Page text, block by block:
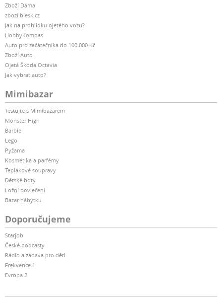
Zboží Dáma
zbozi.blesk.cz
Jak na prohlídku ojetého vozu?
HobbyKompas
Auto pro začátečníka do 100 000 Kč
Zboží Auto
Ojetá Škoda Octavia
Jak vybrat auto?
Mimibazar
Testujte s Mimibazarem
Monster High
Barbie
Lego
Pyžama
Kosmetika a parfémy
Teplákové soupravy
Dětské boty
Ložní povlečení
Bazar nábytku
Doporučujeme
Starjob
České podcasty
Rádio a zábava pro děti
Frekvence 1
Evropa 2